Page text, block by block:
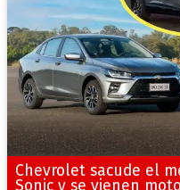
Chevrolet sacude el
Sonic y se vienen